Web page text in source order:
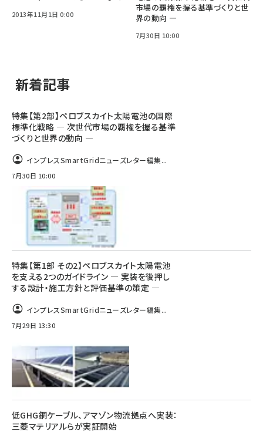
2013年11月1日 0:00
市場の覇権を握る基準づくりと世
界の動向 ―
7月30日 10:00
新着記事
特集【第2部】ペロブスカイト太陽電池の国際
標準化戦略 ― 次世代市場の覇権を握る基準
づくりと世界の動向 ―
インプレスSmartGridニューズレター編集...
7月30日 10:00
特集【第1部 その2】ペロブスカイト太陽電池
を支える2つのガイドライン ― 実装を後押し
する設計・施工方針と評価基準の策定 ―
インプレスSmartGridニューズレター編集...
7月29日 13:30
低GHG銅ケーブル、アマゾン物流拠点へ実装：
三菱マテリアルらが実証開始